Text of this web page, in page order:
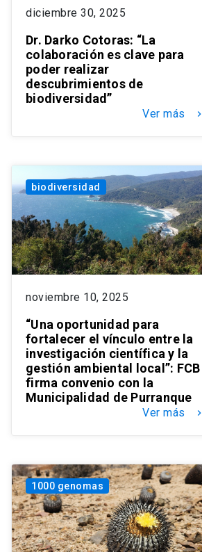
diciembre 30, 2025
Dr. Darko Cotoras: “La
colaboración es clave para
poder realizar
descubrimientos de
biodiversidad”
Ver más keyboard_arrow_right
biodiversidad
noviembre 10, 2025
“Una oportunidad para
fortalecer el vínculo entre la
investigación científica y la
gestión ambiental local”: FCB
firma convenio con la
Municipalidad de Purranque
Ver más keyboard_arrow_right
1000 genomas